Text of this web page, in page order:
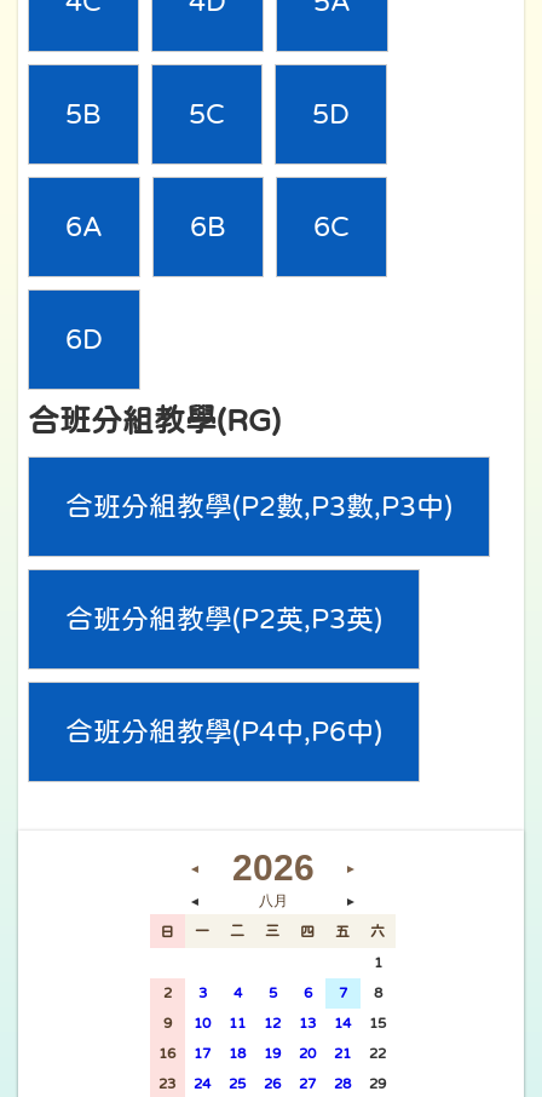
5B 5C 5D
6A 6B 6C
6D
合班分組教學(RG)
合班分組教學(P2數,P3數,P3中)
合班分組教學(P2英,P3英)
合班分組教學(P4中,P6中)
◄ 2026 ►
◄ 八月 ►
日 一 二 三 四 五 六
1
2 3 4 5 6 7 8
9 10 11 12 13 14 15
16 17 18 19 20 21 22
23 24 25 26 27 28 29